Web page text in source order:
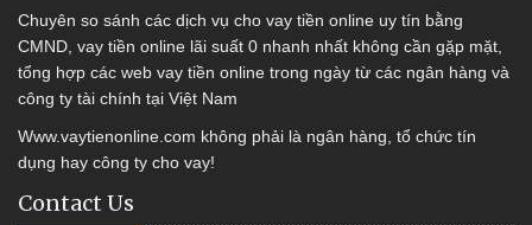
Chuyên so sánh các dịch vụ cho vay tiền online uy tín bằng
CMND, vay tiền online lãi suất 0 nhanh nhất không cần gặp mặt,
tổng hợp các web vay tiền online trong ngày từ các ngân hàng và
công ty tài chính tại Việt Nam
Www.vaytienonline.com không phải là ngân hàng, tổ chức tín
dụng hay công ty cho vay!
Contact Us